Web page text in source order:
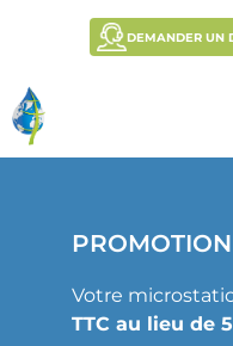
DEMANDER UN
PROMOTION
Votre
TTC au lieu de